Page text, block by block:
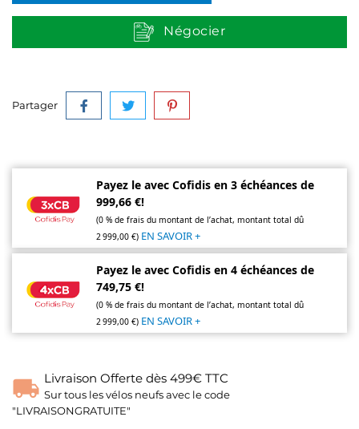
Négocier
Partager
Payez le avec Cofidis en 3 échéances de
999,66 €!
(0 % de frais du montant de l’achat, montant total dû
2 999,00 €) EN SAVOIR +
Payez le avec Cofidis en 4 échéances de
749,75 €!
(0 % de frais du montant de l’achat, montant total dû
2 999,00 €) EN SAVOIR +
Livraison Offerte dès 499€ TTC
Sur tous les vélos neufs avec le code
"LIVRAISONGRATUITE"